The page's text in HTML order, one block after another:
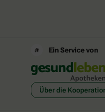
Ein Service von
Über die